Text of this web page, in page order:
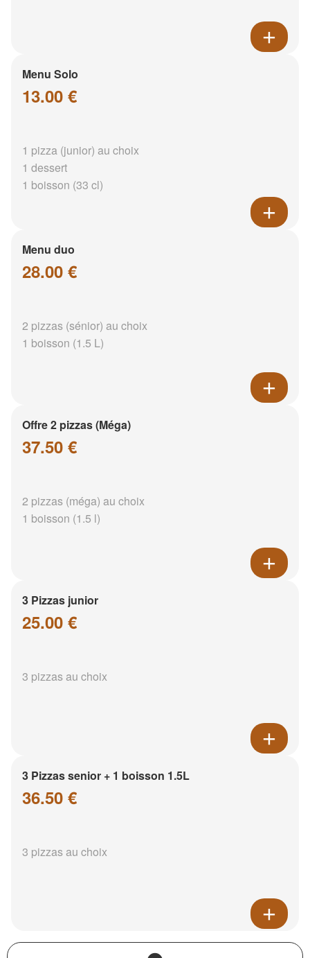
Menu Solo
13.00 €
1 pizza (junior) au choix
1 dessert
1 boisson (33 cl)
Menu duo
28.00 €
2 pizzas (sénior) au choix
1 boisson (1.5 L)
Offre 2 pizzas (Méga)
37.50 €
2 pizzas (méga) au choix
1 boisson (1.5 l)
3 Pizzas junior
25.00 €
3 pizzas au choix
3 Pizzas senior + 1 boisson 1.5L
36.50 €
3 pizzas au choix